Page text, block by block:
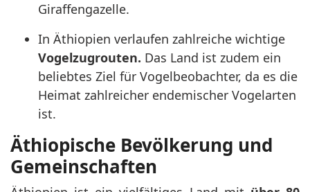
Giraffengazelle.
In Äthiopien verlaufen zahlreiche wichtige
Vogelzugrouten. Das Land ist zudem ein
beliebtes Ziel für Vogelbeobachter, da es die
Heimat zahlreicher endemischer Vogelarten
ist.
Äthiopische Bevölkerung und
Gemeinschaften